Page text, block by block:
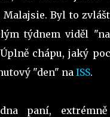
Byl to
týdnem viděl
chápu, jaký
"den" na ISS.
paní,